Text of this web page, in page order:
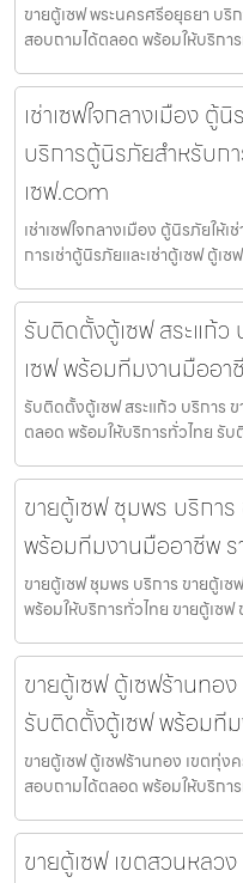
ขายตู้เซฟ พระนครศรีอยุธยา บ
สอบถามได้ตลอด พร้อมให้บริกา
เช่าเซฟใจกลางเมือง ตู้
บริการตู้นิรภัยสำหรับกา
เซฟ.com
เช่าเซฟใจกลางเมือง ตู้นิรภัยให้
การเช่าตู้นิรภัยและเช่าตู้เซฟ ตู้เ
รับติดตั้งตู้เซฟ สระแก้
เซฟ พร้อมทีมงานมืออา
รับติดตั้งตู้เซฟ สระแก้ว บริการ
ตลอด พร้อมให้บริการทั่วไทย รั
ขายตู้เซฟ ชุมพร บริกา
พร้อมทีมงานมืออาชีพ ร
ขายตู้เซฟ ชุมพร บริการ ขายตู้เ
พร้อมให้บริการทั่วไทย ขายตู้เซฟ
ขายตู้เซฟ ตู้เซฟร้านทอ
รับติดตั้งตู้เซฟ พร้อมที
ขายตู้เซฟ ตู้เซฟร้านทอง เขตทุ่
สอบถามได้ตลอด พร้อมให้บริกา
ขายตู้เซฟ เขตสวนหลว